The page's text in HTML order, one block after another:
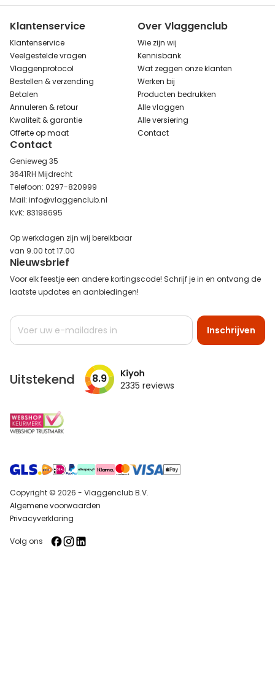
Klantenservice
Klantenservice
Veelgestelde vragen
Vlaggenprotocol
Bestellen & verzending
Betalen
Annuleren & retour
Kwaliteit & garantie
Offerte op maat
Over Vlaggenclub
Wie zijn wij
Kennisbank
Wat zeggen onze klanten
Werken bij
Producten bedrukken
Alle vlaggen
Alle versiering
Contact
Contact
Genieweg 35
3641RH Mijdrecht
Telefoon: 0297-820999
Mail: info@vlaggenclub.nl
KvK: 83198695
Op werkdagen zijn wij bereikbaar
van 9.00 tot 17.00
Nieuwsbrief
Voor elk feestje een andere kortingscode! Schrijf je in en ontvang de
laatste updates en aanbiedingen!
Abonneer
op
Inschrijven
Uitstekend 8.9 2335 reviews
Copyright © 2026 - Vlaggenclub B.V.
Algemene voorwaarden
Privacyverklaring
Volg ons